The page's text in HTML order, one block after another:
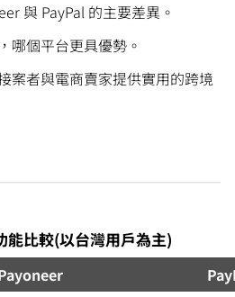
與 PayPal 的主要差異。
哪個平台更具優勢。
案者與電商賣家提供實用的跨境
比較(以台灣用戶為主)